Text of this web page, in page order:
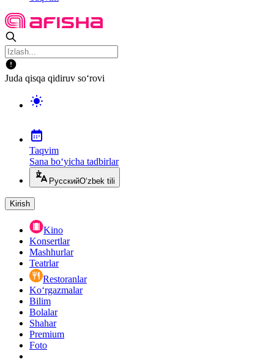
Juda qisqa qidiruv so‘rovi
Taqvim
Sana bo‘yicha tadbirlar
РусскийO‘zbek tili
Kirish
Kino
Konsertlar
Mashhurlar
Teatrlar
Restoranlar
Ko‘rgazmalar
Bilim
Bolalar
Shahar
Premium
Foto